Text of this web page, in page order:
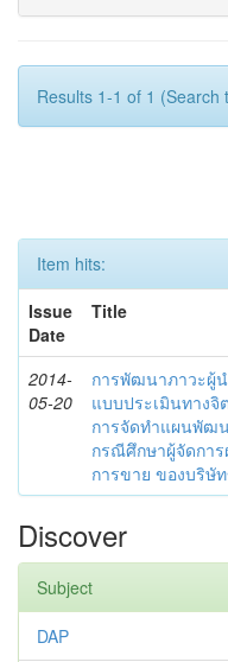
Results 1-1 of 1 (Search
Item hits:
Issue
Date
Title
2014-
05-20
การพัฒนาภาวะผู้
แบบประเมินทางจิ
การจัดทำแผนพัฒ
กรณีศึกษาผู้จัดกา
การขาย ของบริษั
Discover
Subject
DAP